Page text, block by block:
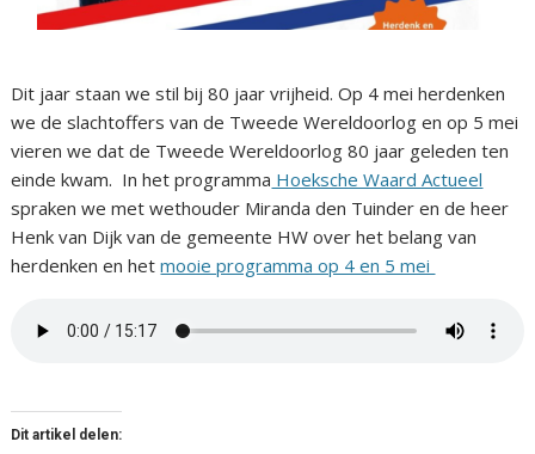
Dit jaar staan we stil bij 80 jaar vrijheid. Op 4 mei herdenken
we de slachtoffers van de Tweede Wereldoorlog en op 5 mei
vieren we dat de Tweede Wereldoorlog 80 jaar geleden ten
einde kwam. In het programma Hoeksche Waard Actueel
spraken we met wethouder Miranda den Tuinder en de heer
Henk van Dijk van de gemeente HW over het belang van
herdenken en hetmooie programma op 4 en 5 mei
Dit artikel delen: